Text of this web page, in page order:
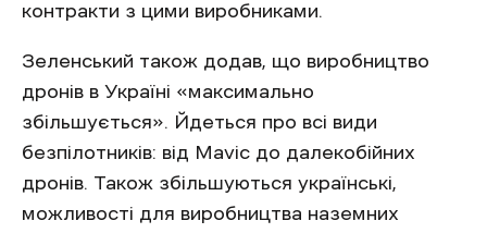
контракти з цими виробниками.
Зеленський також додав, що виробництво
дронів в Україні «максимально
збільшується». Йдеться про всі види
безпілотників: від Mavic до далекобійних
дронів. Також збільшуються українські,
можливості для виробництва наземних